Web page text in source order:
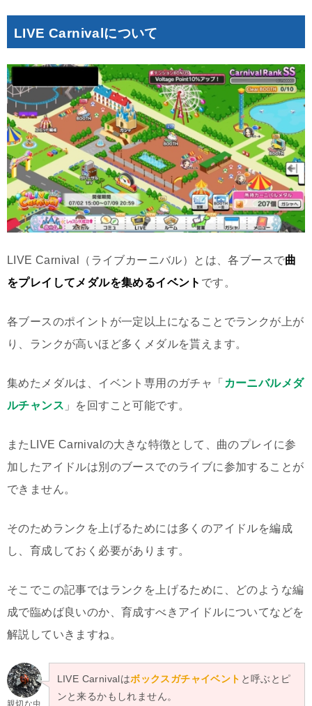
LIVE Carnivalについて
LIVE Carnival（ライブカーニバル）とは、各ブースで曲
をプレイしてメダルを集めるイベント です。
各ブースのポイントが一定以上になることでランクが上が
り、ランクが高いほど多くメダルを貰えます。
集めたメダルは、イベント専用のガチャ「 カーニバルメダ
ルチャンス 」を回すこと可能です。
またLIVE Carnivalの大きな特徴として、曲のプレイに参
加したアイドルは別のブースでのライブに参加することが
できません。
そのためランクを上げるためには多くのアイドルを編成
し、育成しておく必要があります。
そこでこの記事ではランクを上げるために、どのような編
成で臨めば良いのか、育成すべきアイドルについてなどを
解説していきますね。
親切な虫
LIVE Carnivalはボックスガチャイベント と呼ぶとピ
ンと来るかもしれません。